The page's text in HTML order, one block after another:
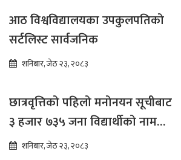
आठ विश्वविद्यालयका उपकुलपतिको
सर्टलिस्ट सार्वजनिक
शनिबार, जेठ २३, २०८३
छात्रवृत्तिको पहिलो मनोनयन सूचीबाट
३ हजार ७३५ जना विद्यार्थीको नाम
भर्नाका लागि सिफारिस
शनिबार, जेठ २३, २०८३